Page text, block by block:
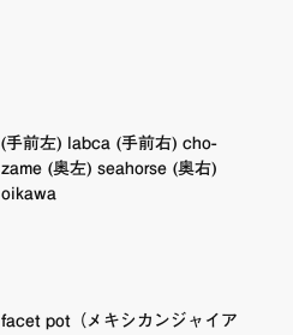
(手前左) labca (手前右) cho-
zame (奥左) seahorse (奥右)
oikawa
facet pot（メキシカンジャイア